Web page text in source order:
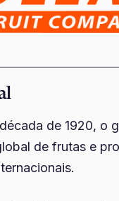
de 1920, o
de frutas e